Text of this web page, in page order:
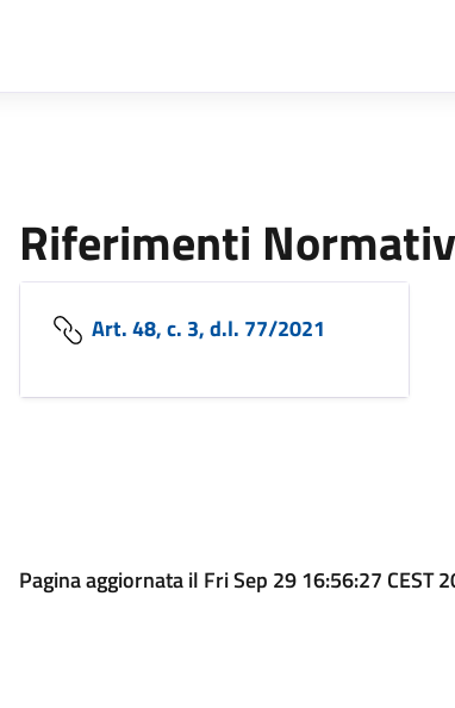
Riferimenti
Art. 48, c. 3, d.l. 77/2021
Pagina aggiornata il Fri Sep 29 16:56:27 CEST